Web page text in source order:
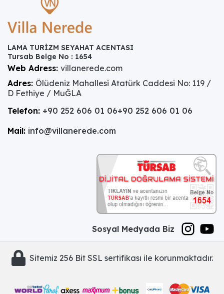
LAMA TURİZM SEYAHAT ACENTASI
Tursab Belge No : 1654
Web Adress: villanerede.com
Adres: Ölüdeniz Mahallesi Atatürk Caddesi No: 119 /
D Fethiye / MuĞLA
Telefon: +90 252 606 01 06+90 252 606 01 06
Mail: info@villanerede.com
Sosyal Medyada Biz
Sitemiz 256 Bit SSL sertifikası ile korunmaktadır.